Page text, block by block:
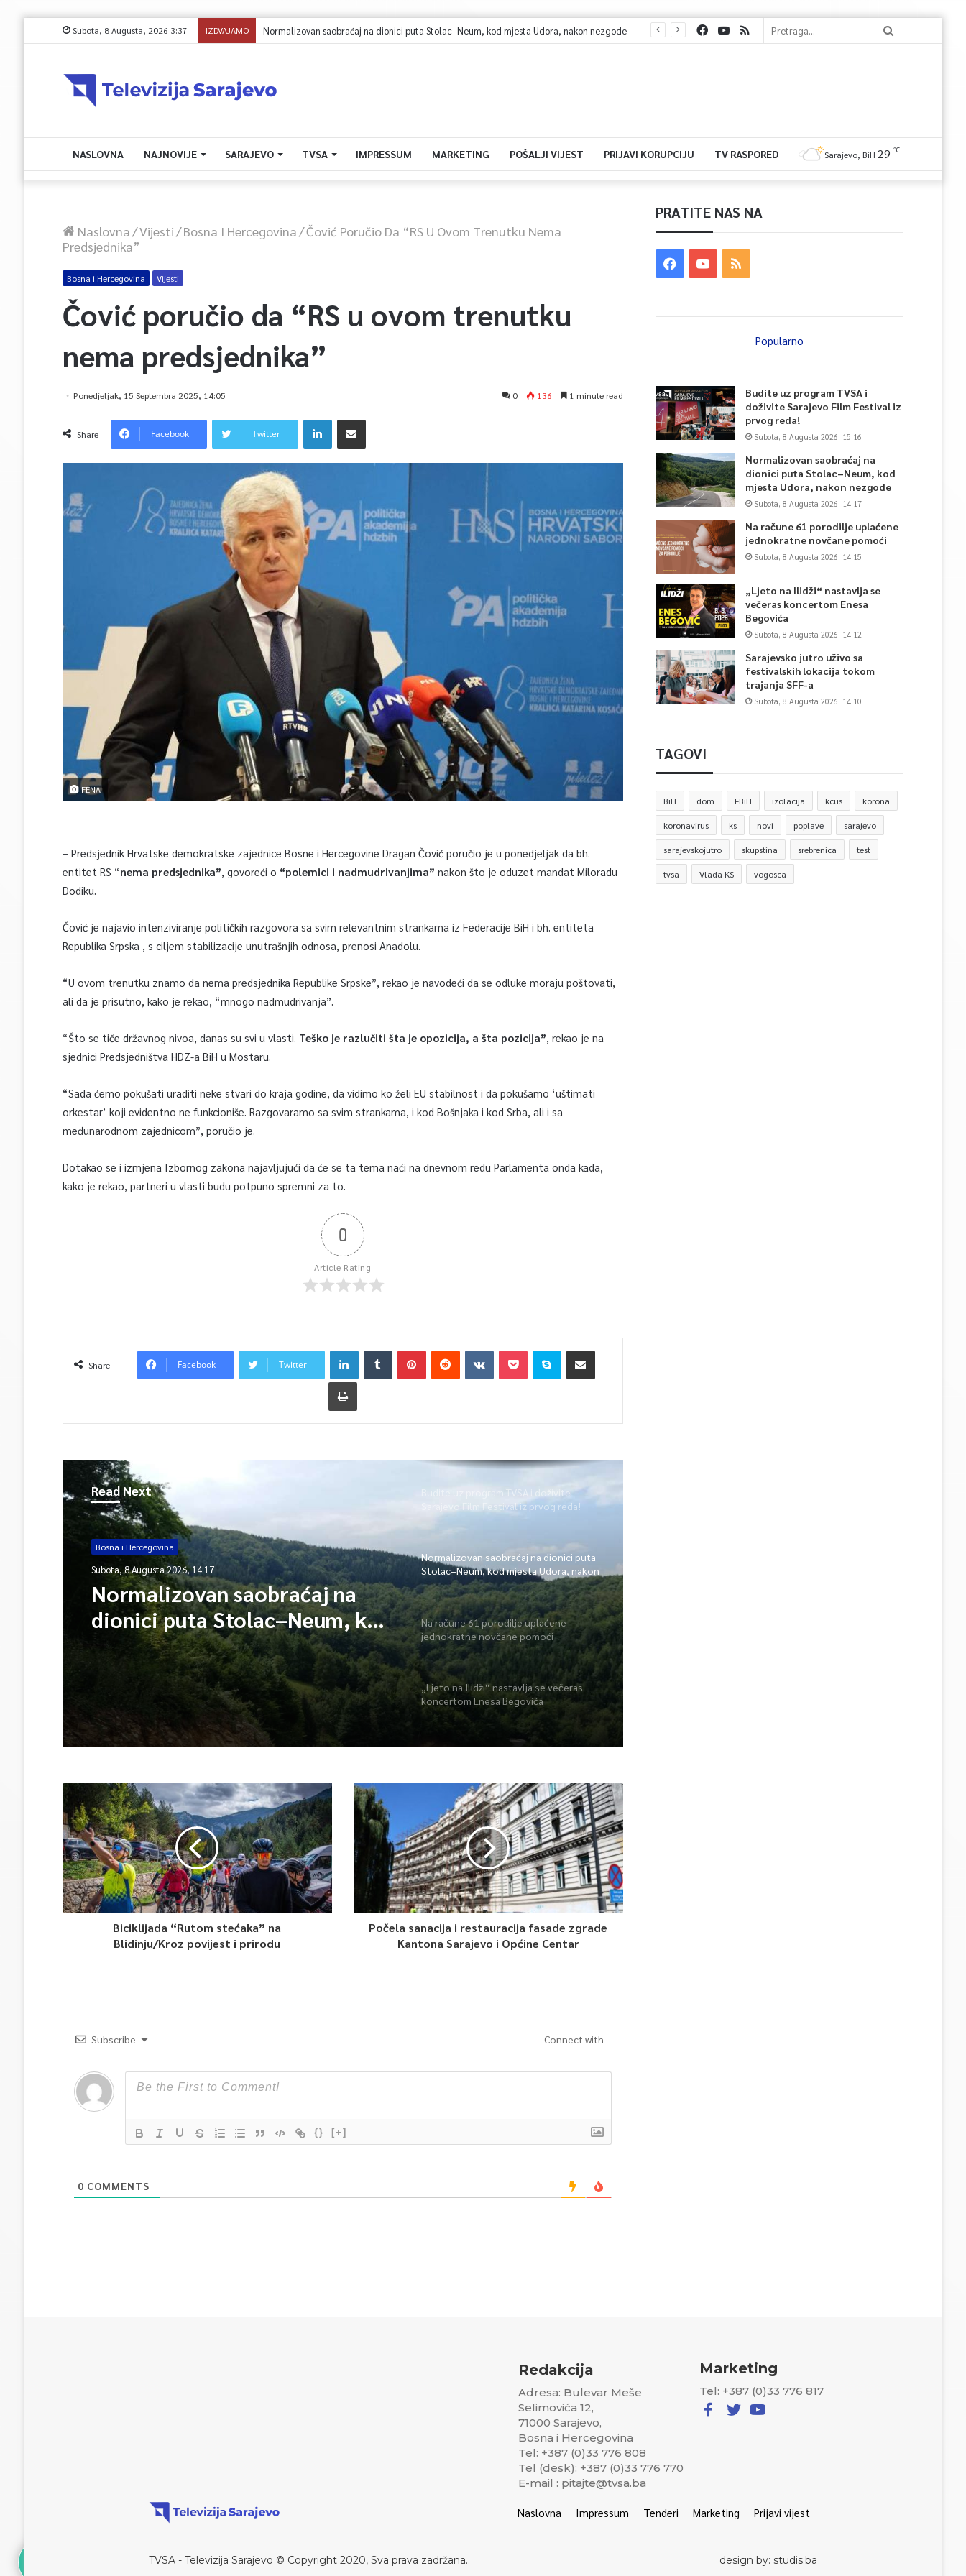
Subota, 8 Augusta, 2026 3:37 IZDVAJAMO Normalizovan saobraćaj na dionici puta Stolac–Neum, kod mjesta Udora, nakon nezgode
NASLOVNA NAJNOVIJE SARAJEVO TVSA IMPRESSUM MARKETING POŠALJI VIJEST PRIJAVI KORUPCIJU TV RASPORED Sarajevo, BiH 29 ℃
Naslovna/Vijesti/Bosna I Hercegovina/Čović Poručio Da “RS U Ovom Trenutku Nema
Predsjednika”
Bosna i Hercegovina Vijesti
Čović poručio da “RS u ovom trenutku
nema predsjednika”
Ponedjeljak, 15 Septembra 2025, 14:05 0 136 1 minute read
Share Facebook Twitter
FENA
– Predsjednik Hrvatske demokratske zajednice Bosne i Hercegovine Dragan Čović poručio je u ponedjeljak da bh.
entitet RS “nema predsjednika”, govoreći o “polemici i nadmudrivanjima” nakon što je oduzet mandat Miloradu
Dodiku.
Čović je najavio intenziviranje političkih razgovora sa svim relevantnim strankama iz Federacije BiH i bh. entiteta
Republika Srpska , s ciljem stabilizacije unutrašnjih odnosa, prenosi Anadolu.
“U ovom trenutku znamo da nema predsjednika Republike Srpske”, rekao je navodeći da se odluke moraju poštovati,
ali da je prisutno, kako je rekao, “mnogo nadmudrivanja”.
“Što se tiče državnog nivoa, danas su svi u vlasti. Teško je razlučiti šta je opozicija, a šta pozicija”, rekao je na
sjednici Predsjedništva HDZ-a BiH u Mostaru.
“Sada ćemo pokušati uraditi neke stvari do kraja godine, da vidimo ko želi EU stabilnost i da pokušamo ‘uštimati
orkestar’ koji evidentno ne funkcioniše. Razgovaramo sa svim strankama, i kod Bošnjaka i kod Srba, ali i sa
međunarodnom zajednicom”, poručio je.
Dotakao se i izmjena Izbornog zakona najavljujući da će se ta tema naći na dnevnom redu Parlamenta onda kada,
kako je rekao, partneri u vlasti budu potpuno spremni za to.
0
Article Rating
Share Facebook Twitter
Read Next
Bosna i Hercegovina
Subota, 8 Augusta 2026, 14:17
Normalizovan saobraćaj na
dionici puta Stolac–Neum, kod
mjesta Udora, nakon nezgode
Budite uz program TVSA i doživite
Sarajevo Film Festival iz prvog reda!
Normalizovan saobraćaj na dionici puta
Stolac–Neum, kod mjesta Udora, nakon
nezgode
Na račune 61 porodilje uplaćene
jednokratne novčane pomoći
„Ljeto na Ilidži“ nastavlja se večeras
koncertom Enesa Begovića
Biciklijada “Rutom stećaka” na
Blidinju/Kroz povijest i prirodu
Počela sanacija i restauracija fasade zgrade
Kantona Sarajevo i Općine Centar
Subscribe Connect with
{} [+]
0 COMMENTS
PRATITE NAS NA
Popularno
Budite uz program TVSA i
doživite Sarajevo Film Festival iz
prvog reda!
Subota, 8 Augusta 2026, 15:16
Normalizovan saobraćaj na
dionici puta Stolac–Neum, kod
mjesta Udora, nakon nezgode
Subota, 8 Augusta 2026, 14:17
Na račune 61 porodilje uplaćene
jednokratne novčane pomoći
Subota, 8 Augusta 2026, 14:15
„Ljeto na Ilidži“ nastavlja se
večeras koncertom Enesa
Begovića
Subota, 8 Augusta 2026, 14:12
Sarajevsko jutro uživo sa
festivalskih lokacija tokom
trajanja SFF-a
Subota, 8 Augusta 2026, 14:10
TAGOVI
BiH dom FBiH izolacija kcus korona
koronavirus ks novi poplave sarajevo
sarajevskojutro skupstina srebrenica test
tvsa Vlada KS vogosca
Redakcija
Adresa: Bulevar Meše
Selimovića 12,
71000 Sarajevo,
Bosna i Hercegovina
Tel: +387 (0)33 776 808
Tel (desk): +387 (0)33 776 770
E-mail : pitajte@tvsa.ba
Marketing
Tel: +387 (0)33 776 817
Naslovna Impressum Tenderi Marketing Prijavi vijest
TVSA - Televizija Sarajevo © Copyright 2020, Sva prava zadržana.. design by: studis.ba